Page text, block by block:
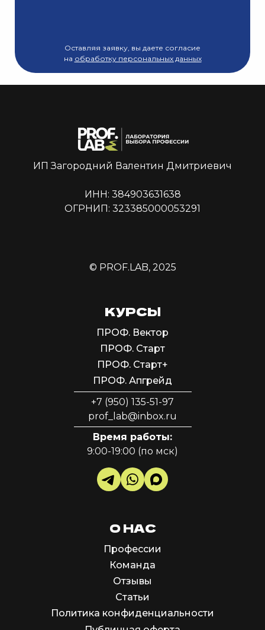
Оставляя заявку, вы даете согласие
на обработку персональных данных
ИП Загородний Валентин Дмитриевич
ИНН: 384903631638
ОГРНИП: 323385000053291
© PROF.LAB, 2025
КУРСЫ
ПРОФ. Вектор
ПРОФ. Старт
ПРОФ. Старт+
ПРОФ. Апгрейд
+7 (950) 135-51-97
prof_lab@inbox.ru
Время работы:
9:00-19:00 (по мск)
О НАС
Профессии
Команда
Отзывы
Статьи
Политика конфиденциальности